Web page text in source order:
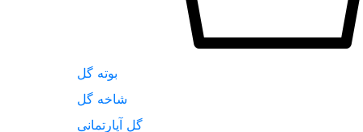
بوته گل
شاخه گل
گل آپارتمانی